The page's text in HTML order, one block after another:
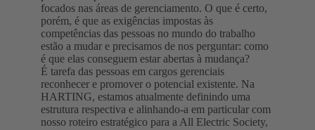
focados nas áreas de gerenciamento. O que é certo,
porém, é que as exigências impostas às
competências das pessoas no mundo do trabalho
estão a mudar e precisamos de nos perguntar: como
é que elas conseguem estar abertas à mudança?
É tarefa das pessoas em cargos gerenciais
reconhecer e promover o potencial existente. Na
HARTING, estamos atualmente definindo uma
estrutura respectiva e alinhando-a em particular com
nosso roteiro estratégico para a All Electric Society,